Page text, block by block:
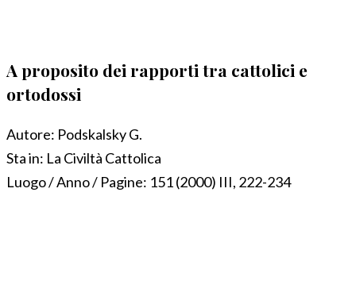
A proposito dei rapporti tra cattolici e
ortodossi
Autore: Podskalsky G.
Sta in: La Civiltà Cattolica
Luogo / Anno / Pagine: 151 (2000) III, 222-234